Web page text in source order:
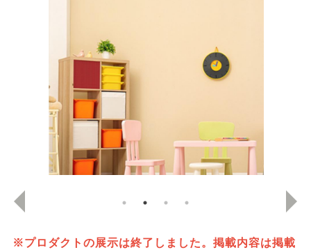
※プロダクトの展示は終了しました。掲載内容は掲載